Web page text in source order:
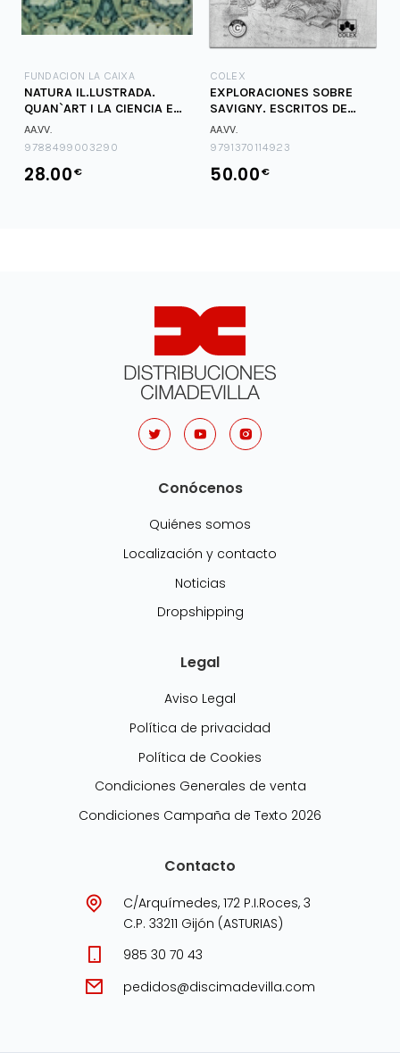
FUNDACION LA CAIXA
NATURA IL.LUSTRADA.
QUAN`ART I LA CIENCIA ES
TROBEN
AA.VV.
9788499003290
28.00€
COLEX
EXPLORACIONES SOBRE
SAVIGNY. ESCRITOS DE
JOACHIM RUCKERT
AA.VV.
9791370114923
50.00€
Conócenos
Quiénes somos
Localización y contacto
Noticias
Dropshipping
Legal
Aviso Legal
Política de privacidad
Política de Cookies
Condiciones Generales de venta
Condiciones Campaña de Texto 2026
Contacto
C/Arquímedes, 172 P.I.Roces, 3
C.P. 33211 Gijón (ASTURIAS)
985 30 70 43
pedidos@discimadevilla.com